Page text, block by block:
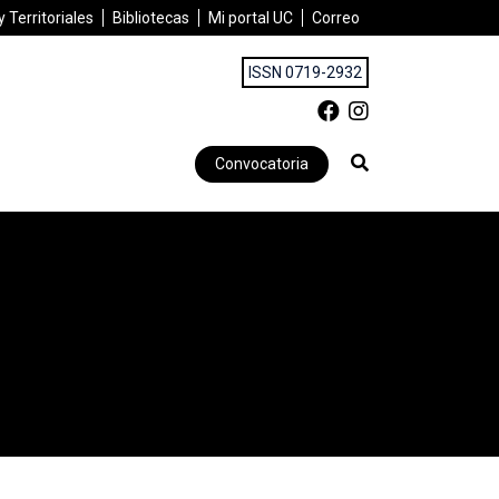
Territoriales Bibliotecas Mi portal UC Correo
ISSN 0719-2932
Convocatoria